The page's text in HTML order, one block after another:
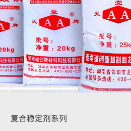
复合稳定剂系列